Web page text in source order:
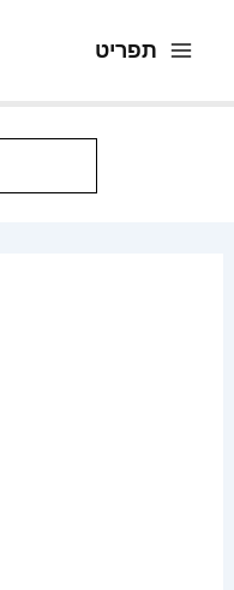
לתוכן
תפריט